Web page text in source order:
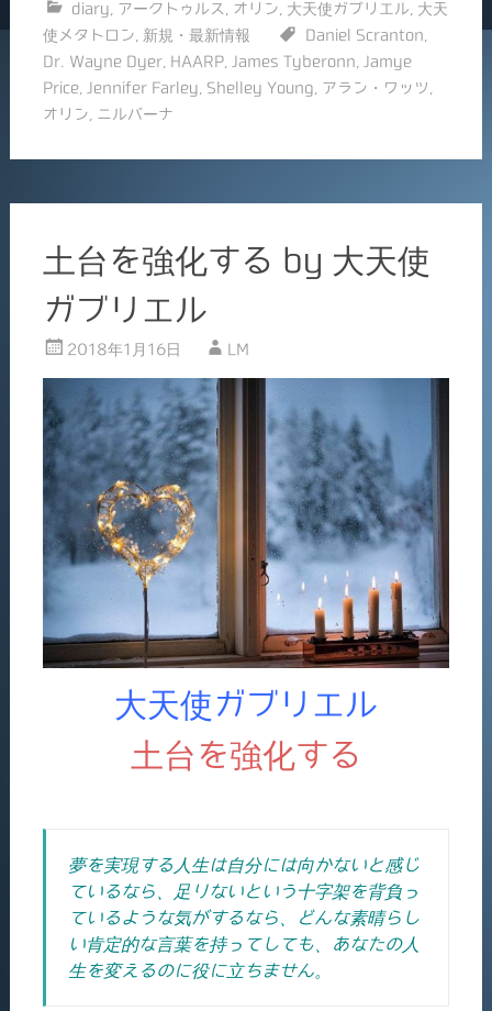
e
b
o
o
k
l
diary アークトゥルス オリン 大天使ガブリエル
大天
使メタトロン
新規・最新情報 Daniel Scranton
Dr. Wayne Dyer, HAARP, James Tyberonn
Jamye
Price, Jennifer Farley Shelley Young アラン・ワッツ
オリン
ニルバーナ
土台を強化する by 大天使
ガブリエル
2018年1月16日 LM
大天使ガブリエル
土台を強化する
夢を実現する人生は自分には向かないと感じ
ているなら、足りないという十字架を背負っ
ているような気がするなら、どんな素晴らし
い肯定的な言葉を持ってしても、あなたの人
生を変えるのに役に立ちません。